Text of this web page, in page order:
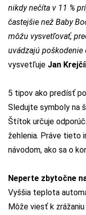
nikdy nečíta v 11 %
častejšie než Baby
môžu vysvetľovať,
uvádzajú poškodenie
vysvetľuje Jan
5 tipov ako predísť
Sledujte symboly na
Štítok určuje
žehlenia. Práve tieto
návodom, ako sa o
Neperte zbytočne
Vyššia teplota
Môže viesť k